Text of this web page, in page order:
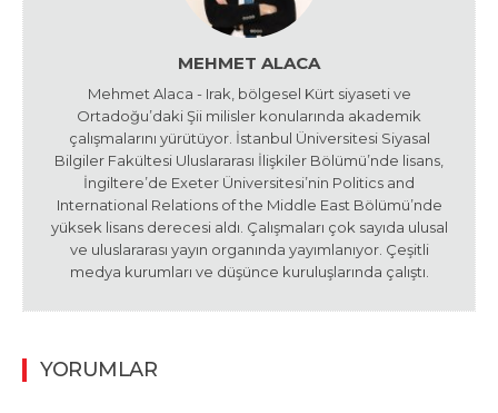
MEHMET ALACA
Mehmet Alaca - Irak, bölgesel Kürt siyaseti ve
Ortadoğu’daki Şii milisler konularında akademik
çalışmalarını yürütüyor. İstanbul Üniversitesi Siyasal
Bilgiler Fakültesi Uluslararası İlişkiler Bölümü’nde lisans,
İngiltere’de Exeter Üniversitesi’nin Politics and
International Relations of the Middle East Bölümü’nde
yüksek lisans derecesi aldı. Çalışmaları çok sayıda ulusal
ve uluslararası yayın organında yayımlanıyor. Çeşitli
medya kurumları ve düşünce kuruluşlarında çalıştı.
YORUMLAR